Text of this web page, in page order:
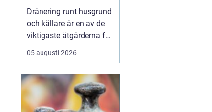
husgrunden mot
fukt och skador
Dränering runt husgrund
och källare är en av de
viktigaste åtgärderna för
att skydda en fastighet
på lång sikt. I
markförhållanden, äldre
bebyggelse och kraftiga
regn skapar extra
05 augusti 2026